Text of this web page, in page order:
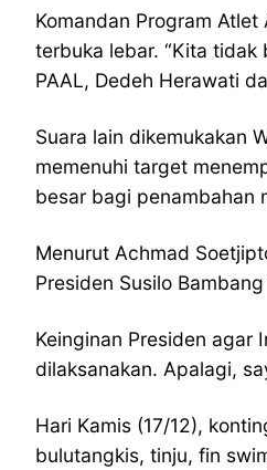
Komandan Program
terbuka lebar. “Kita
PAAL, Dedeh Herawati
Suara lain dikemukakan
memenuhi target
besar bagi penambahan
Menurut Achmad
Presiden Susilo
Keinginan Presiden agar
dilaksanakan. Apalagi,
Hari Kamis (17/12),
bulutangkis, tinju, fin